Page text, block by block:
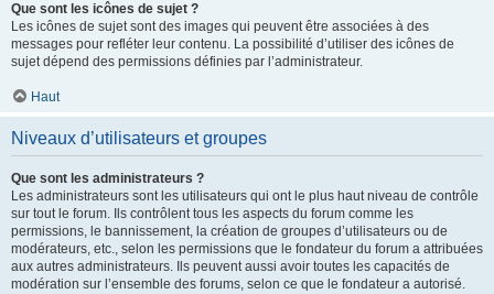
Que sont les icônes de sujet ?
Les icônes de sujet sont des images qui peuvent être associées à des
messages pour refléter leur contenu. La possibilité d’utiliser des icônes de
sujet dépend des permissions définies par l’administrateur.
Haut
Niveaux d’utilisateurs et groupes
Que sont les administrateurs ?
Les administrateurs sont les utilisateurs qui ont le plus haut niveau de contrôle
sur tout le forum. Ils contrôlent tous les aspects du forum comme les
permissions, le bannissement, la création de groupes d’utilisateurs ou de
modérateurs, etc., selon les permissions que le fondateur du forum a attribuées
aux autres administrateurs. Ils peuvent aussi avoir toutes les capacités de
modération sur l’ensemble des forums, selon ce que le fondateur a autorisé.